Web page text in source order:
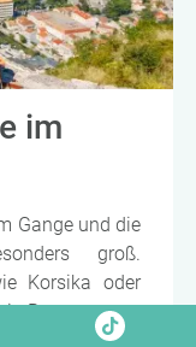
im
Gange und die
groß.
Korsika oder
in Botswana.